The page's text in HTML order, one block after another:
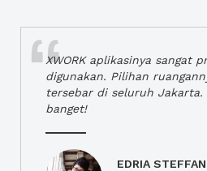
XWORK aplikasinya sangat
digunakan. Pilihan
tersebar di seluruh Jakarta.
banget!
EDRIA